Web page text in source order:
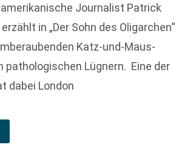
Journalist Patrick
in „Der Sohn des Oligarchen“
Katz-und-Maus-
pathologischen Lügnern. Eine der
dabei London